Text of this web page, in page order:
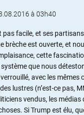
à 03h40
pas facile, et ses
brèche est ouverte, et
cette
système que nous
avec les mêmes
lustres (n’est-ce pas,
vendus, les
Si Trump est élu,